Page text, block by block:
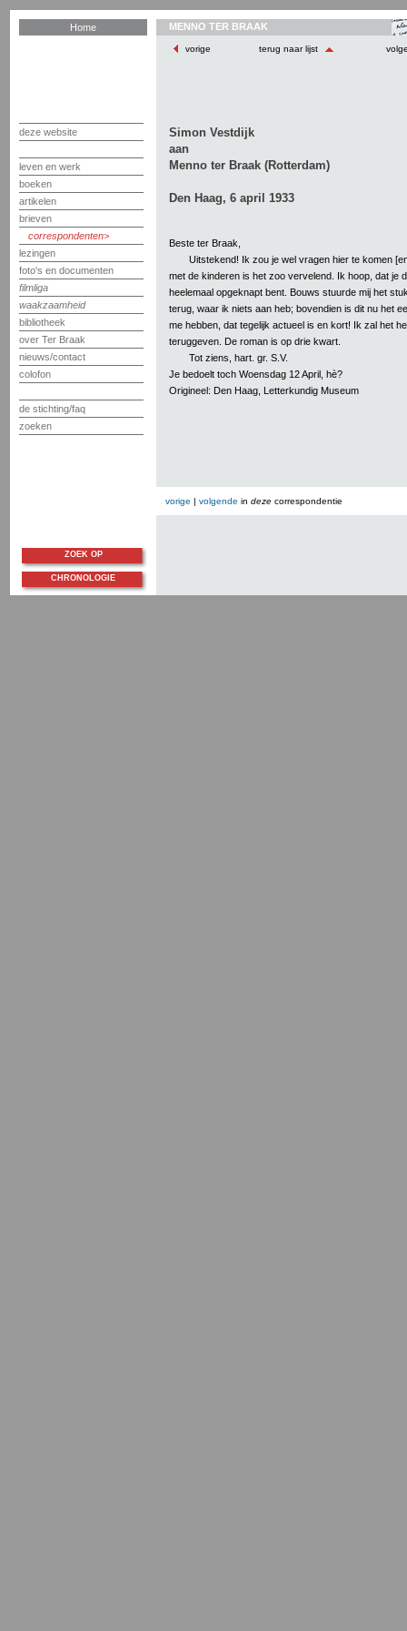
Home
deze website
leven en werk
boeken
artikelen
brieven
correspondenten
lezingen
foto's en documenten
filmliga
waakzaamheid
bibliotheek
over Ter Braak
nieuws/contact
colofon
de stichting/faq
zoeken
MENNO TER BRAAK
vorige terug naar lijst
Simon Vestdijk
aan
Menno ter Braak (Rotterdam)
Den Haag, 6 april 1933
Beste ter Braak,
Uitstekend! Ik zou je wel vragen hier te komen
met de kinderen is het zoo vervelend. Ik hoop, dat je
heelemaal opgeknapt bent. Bouws stuurde mij het
terug, waar ik niets aan heb; bovendien is dit nu het
me hebben, dat tegelijk actueel is en kort! Ik zal het
teruggeven. De roman is op drie kwart.
Tot ziens, hart. gr. S.V.
Je bedoelt toch Woensdag 12 April, hè?
Origineel: Den Haag, Letterkundig Museum
vorige | volgende in deze correspondentie
ZOEK OP
CHRONOLOGIE